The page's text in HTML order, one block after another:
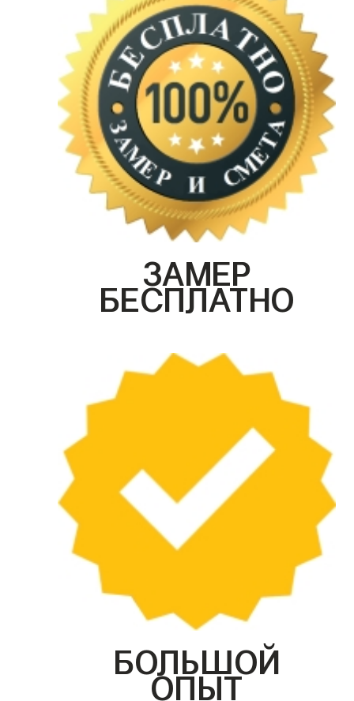
ЗАМЕР
БЕСПЛАТНО
БОЛЬШОЙ
ОПЫТ